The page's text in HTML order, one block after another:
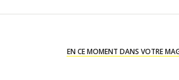
EN CE MOMENT DANS VOTRE